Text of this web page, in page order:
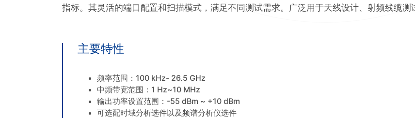
指标。其灵活的端口配置和扫描模式，满足不同测试需求。广泛用于天线设计、射频线缆测
主要特性
频率范围：100 kHz- 26.5 GHz
中频带宽范围：1 Hz~10 MHz
输出功率设置范围：-55 dBm ~ +10 dBm
可选配时域分析选件以及频谱分析仪选件